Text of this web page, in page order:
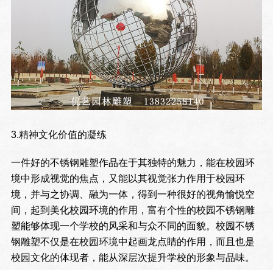
3.精神文化价值的凝练
一件好的不锈钢雕塑作品在于其独特的魅力，能在校园环
境中形成视觉的焦点，又能以其视觉张力作用于校园环
境，并与之协调、融为一体，得到一种很好的视角愉悦空
间，起到美化校园环境的作用，富有个性的校园不锈钢雕
塑能够体现一个学校的风采和与众不同的面貌。校园不锈
钢雕塑不仅是在校园环境中起画龙点睛的作用，而且也是
校园文化的体现者，能从深层次提升学校的形象与品味。